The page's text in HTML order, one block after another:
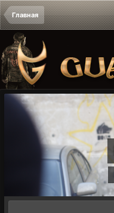
Главная